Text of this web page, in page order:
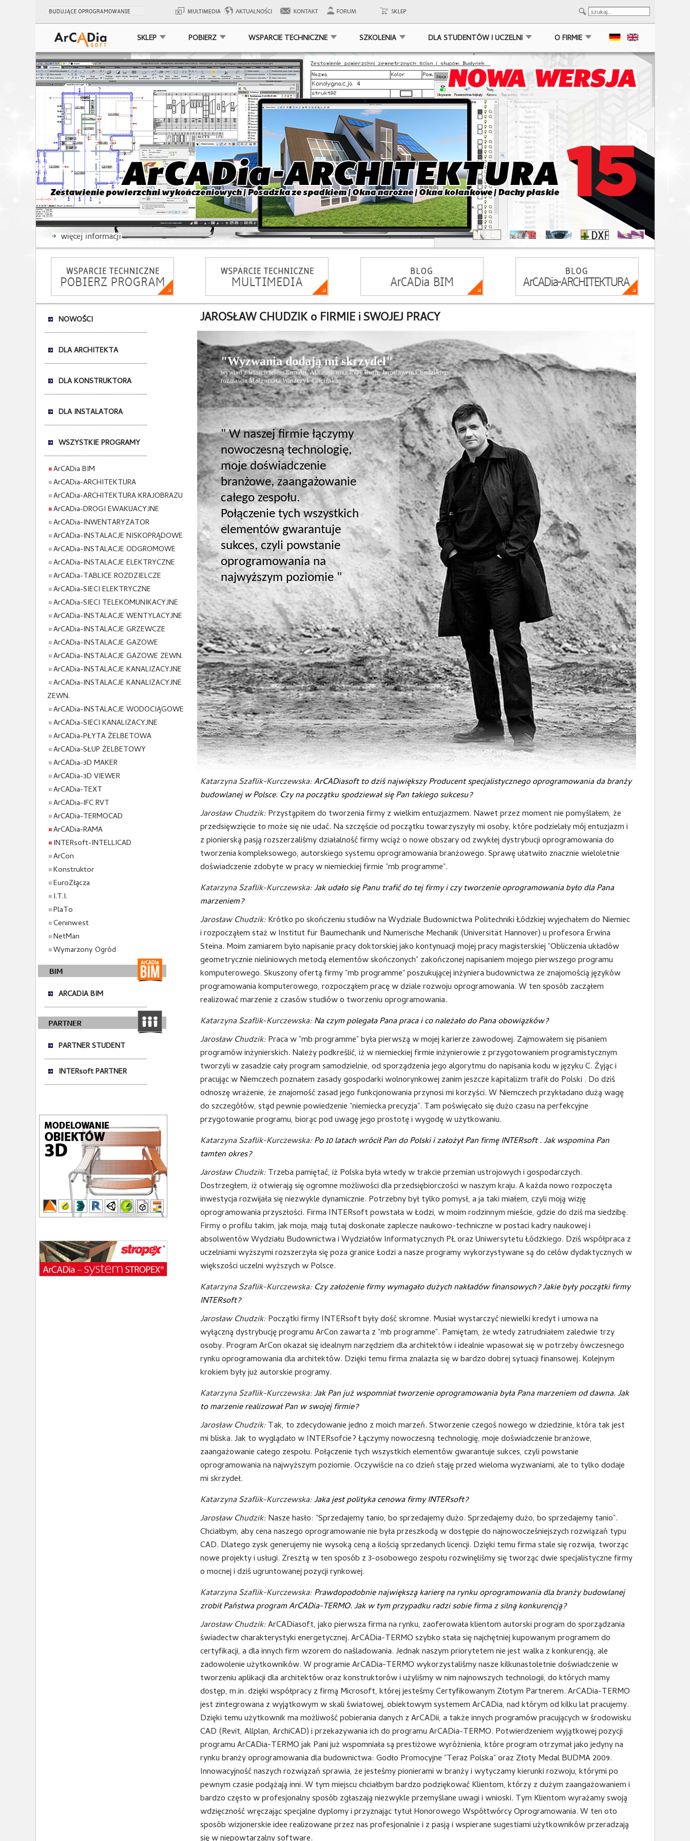
SKLEP POBIERZ WSPARCIE TECHNICZNE SZKOLENIA DLA STUDENTÓW I UCZELNI O FIRMIE
NOWOŚCI
DLA ARCHITEKTA
DLA KONSTRUKTORA
DLA INSTALATORA
WSZYSTKIE PROGRAMY
ArCADia BIM
ArCADia-ARCHITEKTURA
ArCADia-ARCHITEKTURA KRAJOBRAZU
ArCADia-DROGI EWAKUACYJNE
ArCADia-INWENTARYZATOR
ArCADia-INSTALACJE NISKOPRĄDOWE
ArCADia-INSTALACJE ODGROMOWE
ArCADia-INSTALACJE ELEKTRYCZNE
ArCADia-TABLICE ROZDZIELCZE
ArCADia-SIECI ELEKTRYCZNE
ArCADia-SIECI TELEKOMUNIKACYJNE
ArCADia-INSTALACJE WENTYLACYJNE
ArCADia-INSTALACJE GRZEWCZE
ArCADia-INSTALACJE GAZOWE
ArCADia-INSTALACJE GAZOWE ZEWN.
ArCADia-INSTALACJE KANALIZACYJNE
ArCADia-INSTALACJE KANALIZACYJNE
ZEWN.
ArCADia-INSTALACJE WODOCIĄGOWE
ArCADia-SIECI KANALIZACYJNE
ArCADia-PŁYTA ŻELBETOWA
ArCADia-SŁUP ŻELBETOWY
ArCADia-3D MAKER
ArCADia-3D VIEWER
ArCADia-TEXT
ArCADia-IFC RVT
ArCADia-TERMOCAD
ArCADia-RAMA
INTERsoft-INTELLICAD
ArCon
Konstruktor
EuroZłącza
I.T.I.
PlaTo
Ceninwest
NetMan
Wymarzony Ogród
ARCADIA BIM
PARTNER STUDENT
INTERsoft PARTNER
JAROSŁAW CHUDZIK o FIRMIE i SWOJEJ PRACY
"Wyzwania dodają mi skrzydeł"
wywiad z właścicielem firm ArCADiasoft oraz INTERsoft, Jarosławem Chudzikiem;
rozmawia Małgorzata Waszczyk-Cocińska
" W naszej firmie łączymy
nowoczesną technologię,
moje doświadczenie
branżowe, zaangażowanie
całego zespołu.
Połączenie tych wszystkich
elementów gwarantuje
sukces, czyli powstanie
oprogramowania na
najwyższym poziomie "
Katarzyna Szaflik-Kurczewska:ArCADiasoft to dziś największy Producent specjalistycznego oprogramowania da branży
budowlanej w Polsce. Czy na początku spodziewał się Pan takiego sukcesu?
Jarosław Chudzik:Przystąpiłem do tworzenia firmy z wielkim entuzjazmem. Nawet przez moment nie pomyślałem, że
przedsięwzięcie to może się nie udać. Na szczęście od początku towarzyszyły mi osoby, które podzielały mój entuzjazm i
z pionierską pasją rozszerzaliśmy działalność firmy wciąż o nowe obszary od zwykłej dystrybucji oprogramowania do
tworzenia kompleksowego, autorskiego systemu oprogramowania branżowego. Sprawę ułatwiło znacznie wieloletnie
doświadczenie zdobyte w pracy w niemieckiej firmie "mb programme".
Katarzyna Szaflik-Kurczewska:Jak udało się Panu trafić do tej firmy i czy tworzenie oprogramowania było dla Pana
marzeniem?
Jarosław Chudzik:Krótko po skończeniu studiów na Wydziale Budownictwa Politechniki Łódzkiej wyjechałem do Niemiec
i rozpocząłem staż w Institut für Baumechanik und Numerische Mechanik (Universität Hannover) u profesora Erwina
Steina. Moim zamiarem było napisanie pracy doktorskiej jako kontynuacji mojej pracy magisterskiej "Obliczenia układów
geometrycznie nieliniowych metodą elementów skończonych" zakończonej napisaniem mojego pierwszego programu
komputerowego. Skuszony ofertą firmy "mb programme" poszukującej inżyniera budownictwa ze znajomością języków
programowania komputerowego, rozpocząłem pracę w dziale rozwoju oprogramowania. W ten sposób zacząłem
realizować marzenie z czasów studiów o tworzeniu oprogramowania.
Katarzyna Szaflik-Kurczewska:Na czym polegała Pana praca i co należało do Pana obowiązków?
Jarosław Chudzik:Praca w "mb programme" była pierwszą w mojej karierze zawodowej. Zajmowałem się pisaniem
programów inżynierskich. Należy podkreślić, iż w niemieckiej firmie inżynierowie z przygotowaniem programistycznym
tworzyli w zasadzie cały program samodzielnie, od sporządzenia jego algorytmu do napisania kodu w języku C. Żyjąc i
pracując w Niemczech poznałem zasady gospodarki wolnorynkowej zanim jeszcze kapitalizm trafił do Polski . Do dziś
odnoszę wrażenie, że znajomość zasad jego funkcjonowania przynosi mi korzyści. W Niemczech przykładano dużą wagę
do szczegółów, stąd pewnie powiedzenie "niemiecka precyzja". Tam poświęcało się dużo czasu na perfekcyjne
przygotowanie programu, biorąc pod uwagę jego prostotę i wygodę w użytkowaniu.
Katarzyna Szaflik-Kurczewska:Po 10 latach wrócił Pan do Polski i założył Pan firmę INTERsoft . Jak wspomina Pan
tamten okres?
Jarosław Chudzik:Trzeba pamiętać, iż Polska była wtedy w trakcie przemian ustrojowych i gospodarczych.
Dostrzegłem, iż otwierają się ogromne możliwości dla przedsiębiorczości w naszym kraju. A każda nowo rozpoczęta
inwestycja rozwijała się niezwykle dynamicznie. Potrzebny był tylko pomysł, a ja taki miałem, czyli moją wizję
oprogramowania przyszłości. Firma INTERsoft powstała w Łodzi, w moim rodzinnym mieście, gdzie do dziś ma siedzibę.
Firmy o profilu takim, jak moja, mają tutaj doskonałe zaplecze naukowo-techniczne w postaci kadry naukowej i
absolwentów Wydziału Budownictwa i Wydziałów Informatycznych PŁ oraz Uniwersytetu Łódzkiego. Dziś współpraca z
uczelniami wyższymi rozszerzyła się poza granice Łodzi a nasze programy wykorzystywane są do celów dydaktycznych w
większości uczelni wyższych w Polsce.
Katarzyna Szaflik-Kurczewska:Czy założenie firmy wymagało dużych nakładów finansowych? Jakie były początki firmy
INTERsoft?
Jarosław Chudzik:Początki firmy INTERsoft były dość skromne. Musiał wystarczyć niewielki kredyt i umowa na
wyłączną dystrybucję programu ArCon zawarta z "mb programme". Pamiętam, że wtedy zatrudniałem zaledwie trzy
osoby. Program ArCon okazał się idealnym narzędziem dla architektów i idealnie wpasował się w potrzeby ówczesnego
rynku oprogramowania dla architektów. Dzięki temu firma znalazła się w bardzo dobrej sytuacji finansowej. Kolejnym
krokiem były już autorskie programy.
Katarzyna Szaflik-Kurczewska:Jak Pan już wspomniał tworzenie oprogramowania była Pana marzeniem od dawna. Jak
to marzenie realizował Pan w swojej firmie?
Jarosław Chudzik:Tak, to zdecydowanie jedno z moich marzeń. Stworzenie czegoś nowego w dziedzinie, która tak jest
mi bliska. Jak to wyglądało w INTERsofcie? Łączymy nowoczesną technologię, moje doświadczenie branżowe,
zaangażowanie całego zespołu. Połączenie tych wszystkich elementów gwarantuje sukces, czyli powstanie
oprogramowania na najwyższym poziomie. Oczywiście na co dzień staję przed wieloma wyzwaniami, ale to tylko dodaje
mi skrzydeł.
Katarzyna Szaflik-Kurczewska:Jaka jest polityka cenowa firmy INTERsoft?
Jarosław Chudzik:Nasze hasło: "Sprzedajemy tanio, bo sprzedajemy dużo. Sprzedajemy dużo, bo sprzedajemy tanio".
Chciałbym, aby cena naszego oprogramowanie nie była przeszkodą w dostępie do najnowocześniejszych rozwiązań typu
CAD. Dlatego zysk generujemy nie wysoką ceną a ilością sprzedanych licencji. Dzięki temu firma stale się rozwija, tworząc
nowe projekty i usługi. Zresztą w ten sposób z 3-osobowego zespołu rozwinęliśmy się tworząc dwie specjalistyczne firmy
o mocnej i dziś ugruntowanej pozycji rynkowej.
Katarzyna Szaflik-Kurczewska:Prawdopodobnie największą karierę na rynku oprogramowania dla branży budowlanej
zrobił Państwa program ArCADia-TERMO. Jak w tym przypadku radzi sobie firma z silną konkurencją?
Jarosław Chudzik:ArCADiasoft, jako pierwsza firma na rynku, zaoferowała klientom autorski program do sporządzania
świadectw charakterystyki energetycznej. ArCADia-TERMO szybko stała się najchętniej kupowanym programem do
certyfikacji, a dla innych firm wzorem do naśladowania. Jednak naszym priorytetem nie jest walka z konkurencją, ale
zadowolenie użytkowników. W programie ArCADia-TERMO wykorzystaliśmy nasze kilkunastoletnie doświadczenie w
tworzeniu aplikacji dla architektów oraz konstruktorów i użyliśmy w nim najnowszych technologii, do których mamy
dostęp, m.in. dzięki współpracy z firmą Microsoft, której jesteśmy Certyfikowanym Złotym Partnerem. ArCADia-TERMO
jest zintegrowana z wyjątkowym w skali światowej, obiektowym systemem ArCADia, nad którym od kilku lat pracujemy.
Dzięki temu użytkownik ma możliwość pobierania danych z ArCADii, a także innych programów pracujących w środowisku
CAD (Revit, Allplan, ArchiCAD) i przekazywania ich do programu ArCADia-TERMO. Potwierdzeniem wyjątkowej pozycji
programu ArCADia-TERMO jak Pani już wspomniała są prestiżowe wyróżnienia, które program otrzymał jako jedyny na
rynku branży oprogramowania dla budownictwa: Godło Promocyjne "Teraz Polska" oraz Złoty Medal BUDMA 2009.
Innowacyjność naszych rozwiązań sprawia, że jesteśmy pionierami w branży i wytyczamy kierunki rozwoju, którymi po
pewnym czasie podążają inni. W tym miejscu chciałbym bardzo podziękować Klientom, którzy z dużym zaangażowaniem i
bardzo często w profesjonalny sposób zgłaszają niezwykle przemyślane uwagi i wnioski. Tym Klientom wyrażamy swoją
wdzięczność wręczając specjalne dyplomy i przyznając tytuł Honorowego Współtwórcy Oprogramowania. W ten oto
sposób wizjonerskie idee realizowane przez nas profesjonalnie i z pasją i wspierane sugestiami użytkowników przeradzają